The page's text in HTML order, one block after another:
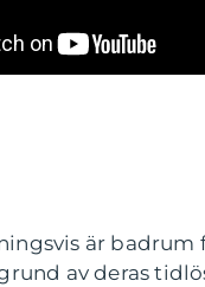
är badrum
av deras